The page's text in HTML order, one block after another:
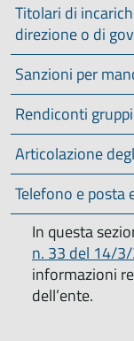
Titolari di
direzione o di
Sanzioni per
Rendiconti
Articolazione
Telefono e posta
In questa
n. 33 del 14/
informazioni
dell’ente.